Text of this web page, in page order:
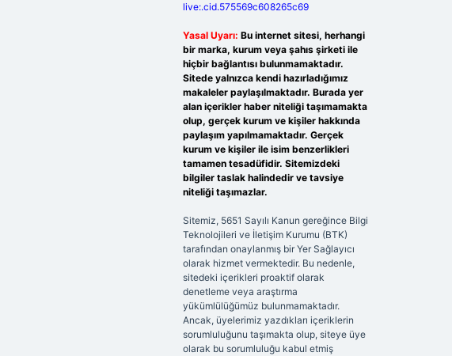
live:.cid.575569c608265c69
Yasal Uyarı: Bu internet sitesi, herhangi
bir marka, kurum veya şahıs şirketi ile
hiçbir bağlantısı bulunmamaktadır.
Sitede yalnızca kendi hazırladığımız
makaleler paylaşılmaktadır. Burada yer
alan içerikler haber niteliği taşımamakta
olup, gerçek kurum ve kişiler hakkında
paylaşım yapılmamaktadır. Gerçek
kurum ve kişiler ile isim benzerlikleri
tamamen tesadüfidir. Sitemizdeki
bilgiler taslak halindedir ve tavsiye
niteliği taşımazlar.
Sitemiz, 5651 Sayılı Kanun gereğince Bilgi
Teknolojileri ve İletişim Kurumu (BTK)
tarafından onaylanmış bir Yer Sağlayıcı
olarak hizmet vermektedir. Bu nedenle,
sitedeki içerikleri proaktif olarak
denetleme veya araştırma
yükümlülüğümüz bulunmamaktadır.
Ancak, üyelerimiz yazdıkları içeriklerin
sorumluluğunu taşımakta olup, siteye üye
olarak bu sorumluluğu kabul etmiş